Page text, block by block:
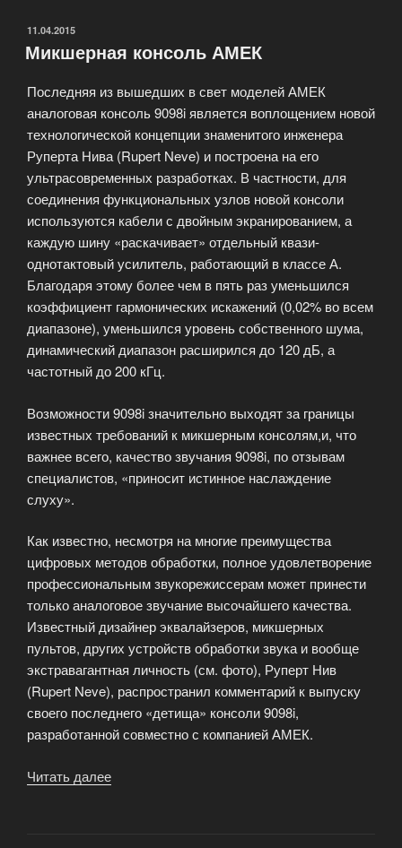
ОПУБЛИКОВАНО
11.04.2015
Микшерная консоль АМЕК
Последняя из вышедших в свет моделей АМЕК
аналоговая консоль 9098i является воплощением новой
технологической концепции знаменитого инженера
Руперта Нива (Rupert Neve) и построена на его
ультрасовременных разработках. В частности, для
соединения функциональных узлов новой консоли
используются кабели с двойным экранированием, а
каждую шину «раскачивает» отдельный квази-
однотактовый усилитель, работающий в классе А.
Благодаря этому более чем в пять раз уменьшился
коэффициент гармонических искажений (0,02% во всем
диапазоне), уменьшился уровень собственного шума,
динамический диапазон расширился до 120 дБ, а
частотный до 200 кГц.
Возможности 9098i значительно выходят за границы
известных требований к микшерным консолям,и, что
важнее всего, качество звучания 9098i, по отзывам
специалистов, «приносит истинное наслаждение
слуху».
Как известно, несмотря на многие преимущества
цифровых методов обработки, полное удовлетворение
профессиональным звукорежиссерам может принести
только аналоговое звучание высочайшего качества.
Известный дизайнер эквалайзеров, микшерных
пультов, других устройств обработки звука и вообще
экстравагантная личность (см. фото), Руперт Нив
(Rupert Neve), распространил комментарий к выпуску
своего последнего «детища» консоли 9098i,
разработанной совместно с компанией АМЕК.
Читать далее